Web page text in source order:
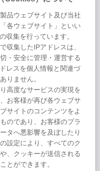
品ウェブサイト及び当社
各ウェブサイト」といい
収集を行っています。
収集したIPアドレスは、
・安全に管理・運営する
レスを個人情報と関連づ
りません。
高度なサービスの実現を
お客様が再び各ウェブサ
サイトのコンテンツをよ
のであり、お客様のプラ
タへ悪影響を及ぼしたり
設定により、すべてのク
、クッキーが送信される
とができます。